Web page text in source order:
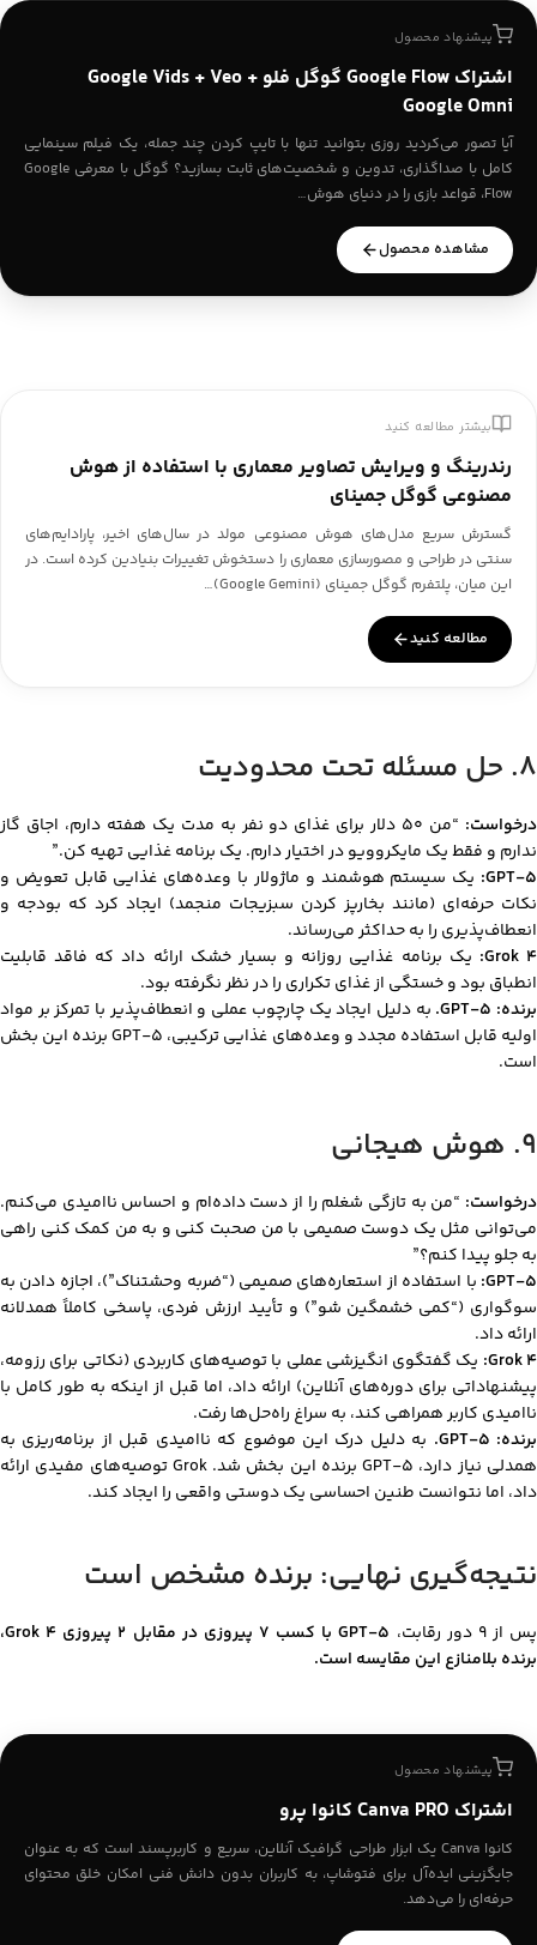
پیشنهاد محصول
اشتراک Google Flow گوگل فلو Google Vids + Veo +
Google Omni
آیا تصور می‌کردید روزی بتوانید تنها با تایپ کردن چند جمله، یک فیلم سینمایی
کامل با صداگذاری، تدوین و شخصیت‌های ثابت بسازید؟ گوگل با معرفی Google
Flow، قواعد بازی را در دنیای هوش…
مشاهده محصول
بیشتر مطالعه کنید
رندرینگ و ویرایش تصاویر معماری با استفاده از هوش
مصنوعی گوگل جمینای
گسترش سریع مدل‌های هوش مصنوعی مولد در سال‌های اخیر، پارادایم‌های
سنتی در طراحی و مصورسازی معماری را دستخوش تغییرات بنیادین کرده است. در
این میان، پلتفرم گوگل جمینای (Google Gemini)…
مطالعه کنید
۸. حل مسئله تحت محدودیت
درخواست:
“من ۵۰ دلار برای غذای دو نفر به مدت یک هفته دارم، اجاق گاز
ندارم و فقط یک مایکروویو در اختیار دارم. یک برنامه غذایی تهیه کن.”
GPT-5: یک سیستم هوشمند و ماژولار با وعده‌های غذایی قابل تعویض و
نکات حرفه‌ای (مانند بخارپز کردن سبزیجات منجمد) ایجاد کرد که بودجه و
انعطاف‌پذیری را به حداکثر می‌رساند.
Grok 4: یک برنامه غذایی روزانه و بسیار خشک ارائه داد که فاقد قابلیت
انطباق بود و خستگی از غذای تکراری را در نظر نگرفته بود.
برنده: GPT-5.
به دلیل ایجاد یک چارچوب عملی و انعطاف‌پذیر با تمرکز بر مواد
اولیه قابل استفاده مجدد و وعده‌های غذایی ترکیبی، GPT-5 برنده این بخش
است.
۹. هوش هیجانی
درخواست: “من به تازگی شغلم را از دست داده‌ام و احساس ناامیدی می‌کنم.
می‌توانی مثل یک دوست صمیمی با من صحبت کنی و به من کمک کنی راهی
به جلو پیدا کنم؟”
GPT-5: با استفاده از استعاره‌های صمیمی (“ضربه وحشتناک”)، اجازه دادن به
سوگواری (“کمی خشمگین شو”) و تأیید ارزش فردی، پاسخی کاملاً همدلانه
ارائه داد.
Grok 4: یک گفتگوی انگیزشی عملی با توصیه‌های کاربردی (نکاتی برای رزومه،
پیشنهاداتی برای دوره‌های آنلاین) ارائه داد، اما قبل از اینکه به طور کامل با
ناامیدی کاربر همراهی کند، به سراغ راه‌حل‌ها رفت.
برنده: GPT-5.
به دلیل درک این موضوع که ناامیدی قبل از برنامه‌ریزی به
همدلی نیاز دارد، GPT-5 برنده این بخش شد. Grok توصیه‌های مفیدی ارائه
داد، اما نتوانست طنین احساسی یک دوستی واقعی را ایجاد کند.
نتیجه‌گیری نهایی: برنده مشخص است
پس از ۹ دور رقابت،
GPT-5 با کسب ۷ پیروزی در مقابل ۲ پیروزی Grok 4،
برنده بلامنازع این مقایسه است.
پیشنهاد محصول
اشتراک Canva PRO کانوا پرو
کانوا Canva یک ابزار طراحی گرافیک آنلاین، سریع و کاربرپسند است که به عنوان
جایگزینی ایده‌آل برای فتوشاپ، به کاربران بدون دانش فنی امکان خلق محتوای
حرفه‌ای را می‌دهد.